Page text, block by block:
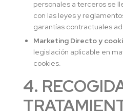
personales a terceros se
con las leyes y
garantías contractuales
Marketing Directo y
legislación aplicable en
cookies.
4.